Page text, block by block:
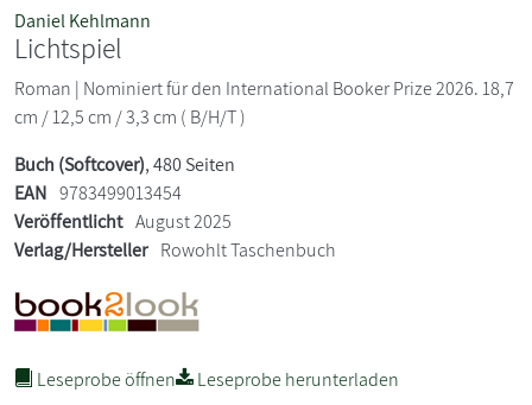
Daniel Kehlmann
Lichtspiel
Roman | Nominiert für den International Booker Prize 2026. 18,7
cm / 12,5 cm / 3,3 cm ( B/H/T )
Buch (Softcover), 480 Seiten
EAN 9783499013454
Veröffentlicht August 2025
Verlag/Hersteller Rowohlt Taschenbuch
Leseprobe öffnen
Leseprobe herunterladen